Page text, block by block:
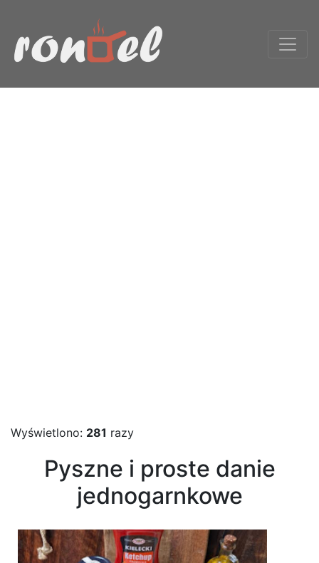
Wyświetlono: 281 razy
Pyszne i proste danie
jednogarnkowe